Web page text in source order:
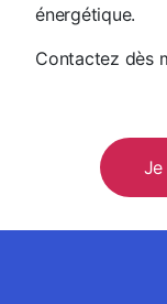
énergétique.
Contactez dès
Je